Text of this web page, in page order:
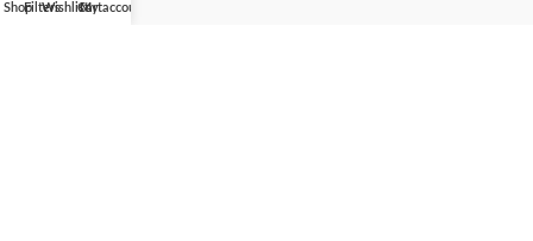
ShopFiltersWishlistCart
My account